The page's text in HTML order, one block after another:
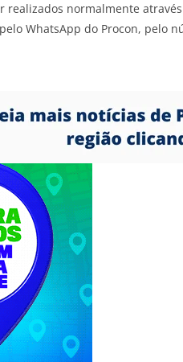
realizados normalmente
WhatsApp do Procon, pelo